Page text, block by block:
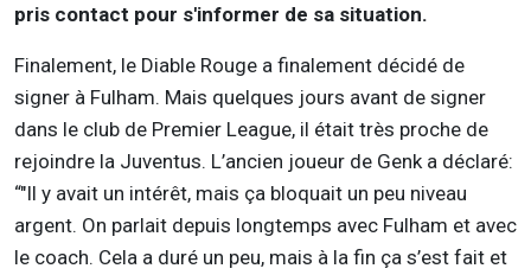
pris contact pour s'informer de sa situation.
Finalement, le Diable Rouge a finalement décidé de
signer à Fulham. Mais quelques jours avant de signer
dans le club de Premier League, il était très proche de
rejoindre la Juventus. L’ancien joueur de Genk a déclaré:
“"Il y avait un intérêt, mais ça bloquait un peu niveau
argent. On parlait depuis longtemps avec Fulham et avec
le coach. Cela a duré un peu, mais à la fin ça s’est fait et